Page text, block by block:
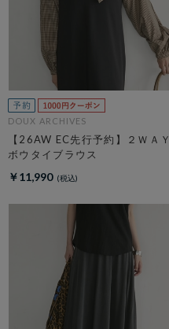
DOUX ARCHIVES
【26AW EC先行予約】２ＷＡＹ
ボウタイブラウス
￥11,990